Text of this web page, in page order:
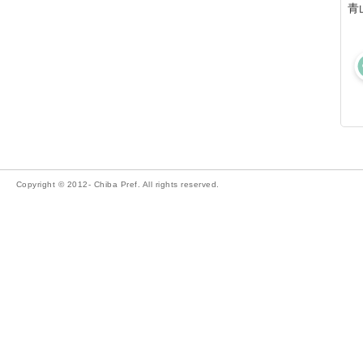
青
Copyright © 2012- Chiba Pref. All rights reserved.